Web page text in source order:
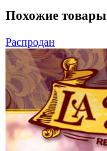
Похожие товары
Распродан